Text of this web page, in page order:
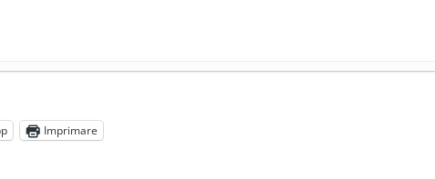
președintele Ucrainei, Volodymyr Zelensky
aprilie 2026
poetului Octavian Goga, înlăturat din Iași
Imprimare